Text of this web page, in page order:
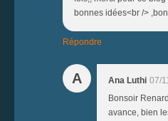
bonnes idées<br />
Répondre
A Ana Luthi 07/
Bonsoir
avance, bien